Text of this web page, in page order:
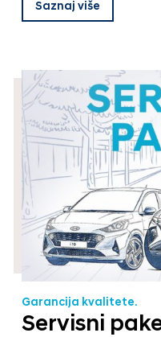
Saznaj više
Garancija kvalitete.
Servisni